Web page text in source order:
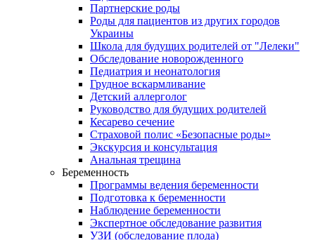
Партнерские роды
Роды для пациентов из других городов
Украины
Школа для будущих родителей от "Лелеки"
Обследование новорожденного
Педиатрия и неонатология
Грудное вскармливание
Детский аллерголог
Руководство для будущих родителей
Кесарево сечение
Страховой полис «Безопасные роды»
Экскурсия и консультация
Анальная трещина
Беременность
Программы ведения беременности
Подготовка к беременности
Наблюдение беременности
Экспертное обследование развития
УЗИ (обследование плода)